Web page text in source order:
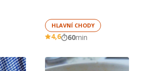
HLAVNÍ CHODY
4,6 60min